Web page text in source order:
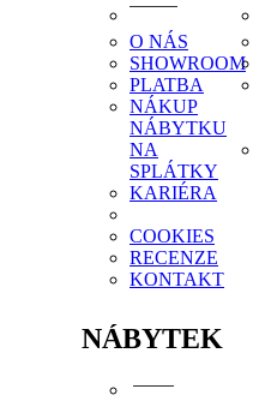
O NÁS
SHOWROOM
PLATBA
NÁKUP
NÁBYTKU
NA
SPLÁTKY
KARIÉRA
COOKIES
RECENZE
KONTAKT
NÁBYTEK